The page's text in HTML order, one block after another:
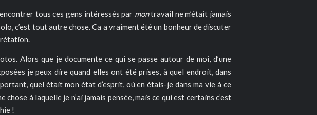
tous ces gens intéressés par montravail ne m’était jamais
c’est tout autre chose. Ca a vraiment été un bonheur de discuter
Alors que je documente ce qui se passe autour de moi, d’une
je peux dire quand elles ont été prises, à quel endroit, dans
quel était mon état d’esprit, où en étais-je dans ma vie à ce
à laquelle je n’ai jamais pensée, mais ce qui est certains c’est
!